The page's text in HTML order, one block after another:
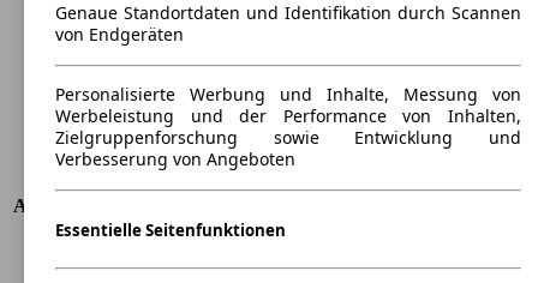
Breite
1811 mm
Radstand
Maximalgewicht
Max. Zuladung
-
Türen
5
Sitze
5
Anhängelast (ungebremst)
Anhängelast (gebremst)
1300 kg
Genaue Standortdaten und Identifikation durch Scannen
von Endgeräten
Personalisierte Werbung und Inhalte, Messung von
Werbeleistung und der Performance von Inhalten,
Zielgruppenforschung sowie Entwicklung und
Verbesserung von Angeboten
Essentielle Seitenfunktionen